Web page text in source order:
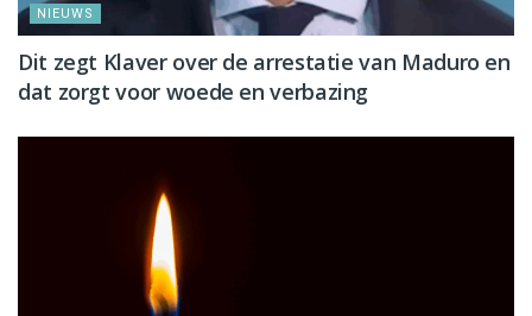
NIEUWS
Dit zegt Klaver over de arrestatie van Maduro en
dat zorgt voor woede en verbazing